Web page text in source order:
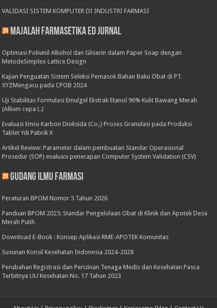
VALIDASI SISTEM KOMPUTER DI INDUSTRI FARMASI
Majalah Farmasetika Ed Jurnal
Optimasi Polivinil Alkohol dan Gliserin dalam Paper Soap dengan
MetodeSimplex Lattice Design
Kajian Penguatan Sistem Seleksi Pemasok Bahan Baku Obat di PT.
XYZMengacu pada CPOB 2024
Uji Stabilitas Formulasi Emulgel Ekstrak Etanol 96% Kulit Bawang Merah
(Allium cepa L.)
Evaluasi Emisi Karbon Dioksida (Co₂) Proses Granulasi pada Produksi
Tablet Ydi Pabrik X
Artikel Review: Parameter dalam pembuatan Standar Operasional
Prosedur (SOP) evaluasi penerapan Computer System Validation (CSV)
Gudang Ilmu Farmasi
Peraturan BPOM Nomor 5 Tahun 2026
Panduan BPOM 2025: Standar Pengelolaan Obat di Klinik dan Apotek Desa
Merah Putih
Download E-Book : Konsep Aplikasi RME-APOTEK Komunitas
Susunan Konsil Kesehatan Indonesia 2024-2028
Perubahan Registrasi dan Perizinan Tenaga Medis dan Kesehatan Pasca
Terbitnya UU Kesehatan No. 17 Tahun 2023